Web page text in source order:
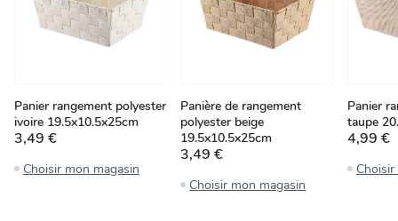
Panier rangement polyester
ivoire 19.5x10.5x25cm
3,49 €
Choisir mon magasin
Panière de rangement
polyester beige
19.5x10.5x25cm
3,49 €
Choisir mon magasin
Panier
taupe
4,99 €